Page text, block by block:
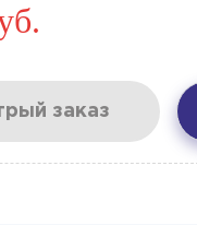
заказ